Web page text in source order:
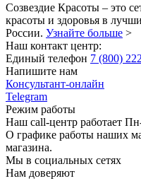
Созвездие Красоты – это
красоты и здоровья в
России. Узнайте больше >
Наш контакт центр:
Единый телефон 7 (800)
Напишите нам
Консультант-онлайн
Telegram
Режим работы
Наш call-центр работает
О графике работы наших
магазина.
Мы в социальных сетях
Нам доверяют